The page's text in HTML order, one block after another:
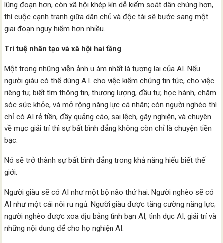
lũng đoạn hơn, còn xã hội khép kín dễ kiểm soát dân chúng hơn,
thì cuộc cạnh tranh giữa dân chủ và độc tài sẽ bước sang một
giai đoạn nguy hiểm hơn nhiều.
Trí tuệ nhân tạo và xã hội hai tầng
Một trong những viễn ảnh u ám nhất là tương lai của AI. Nếu
người giàu có thể dùng A.I. cho việc kiểm chứng tin tức, cho việc
riêng tư, biết tìm thông tin, thương lượng, đầu tư, học hành, chăm
sóc sức khỏe, và mở rộng năng lực cá nhân; còn người nghèo thì
chỉ có AI rẻ tiền, đầy quảng cáo, sai lệch, gây nghiện, và chuyên
về mục giải trí thì sự bất bình đẳng không còn chỉ là chuyện tiền
bạc.
Nó sẽ trở thành sự bất bình đẳng trong khả năng hiểu biết thế
giới.
Người giàu sẽ có AI như một bộ não thứ hai. Người nghèo sẽ có
AI như một cái nôi ru ngủ. Người giàu được tăng cường năng lực;
người nghèo được xoa dịu bằng tình bạn AI, tình dục AI, giải trí và
những nội dung để cho họ nghiện AI.